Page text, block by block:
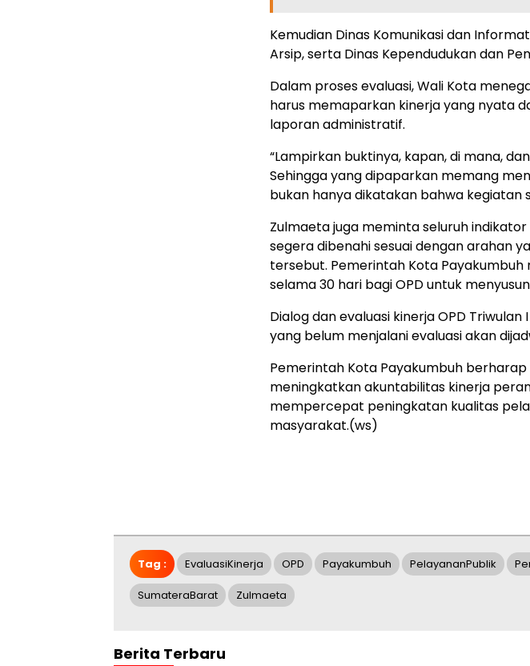
Kemudian Dinas Komunikasi dan
Arsip, serta Dinas Kependudukan dan
Dalam proses evaluasi, Wali Kota
harus memaparkan kinerja yang nyata
laporan administratif.
“Lampirkan buktinya, kapan, di mana,
Sehingga yang dipaparkan memang
bukan hanya dikatakan bahwa kegiatan
Zulmaeta juga meminta seluruh
segera dibenahi sesuai dengan arahan
tersebut. Pemerintah Kota
selama 30 hari bagi OPD untuk
Dialog dan evaluasi kinerja OPD Triwulan
yang belum menjalani evaluasi akan
Pemerintah Kota Payakumbuh berharap
meningkatkan akuntabilitas kinerja
mempercepat peningkatan kualitas
masyarakat.(ws)
Tag : EvaluasiKinerja OPD Payakumbuh PelayananPublik
SumateraBarat Zulmaeta
Berita Terbaru